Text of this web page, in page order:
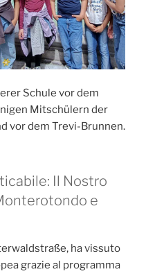
Schule vor dem
Mitschülern der
vor dem Trevi-Brunnen.
Il Nostro
e
ha vissuto
grazie al programma